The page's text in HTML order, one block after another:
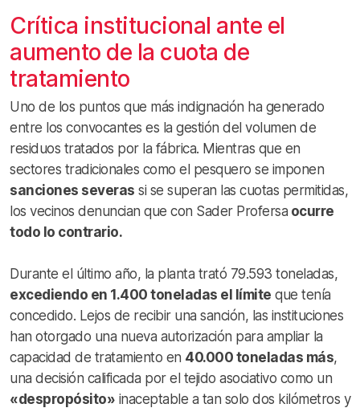
Crítica institucional ante el
aumento de la cuota de
tratamiento
Uno de los puntos que más indignación ha generado
entre los convocantes es la gestión del volumen de
residuos tratados por la fábrica. Mientras que en
sectores tradicionales como el pesquero se imponen
sanciones severas si se superan las cuotas permitidas,
los vecinos denuncian que con Sader Profersa ocurre
todo lo contrario.
Durante el último año, la planta trató 79.593 toneladas,
excediendo en 1.400 toneladas el límite que tenía
concedido. Lejos de recibir una sanción, las instituciones
han otorgado una nueva autorización para ampliar la
capacidad de tratamiento en 40.000 toneladas más,
una decisión calificada por el tejido asociativo como un
«despropósito» inaceptable a tan solo dos kilómetros y